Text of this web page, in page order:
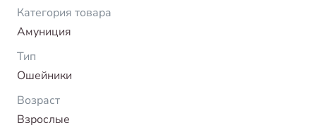
Категория товара
Амуниция
Тип
Ошейники
Возраст
Взрослые